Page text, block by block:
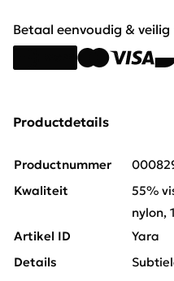
Betaal eenvoudig &
Productdetails
Productnummer
Kwaliteit
55%
nylon,
Artikel ID
Yara
Details